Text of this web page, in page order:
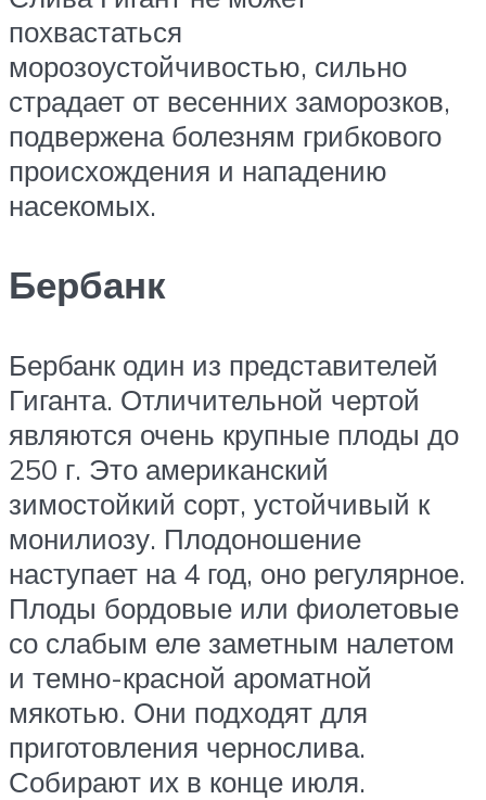
похвастаться
морозоустойчивостью, сильно
страдает от весенних заморозков,
подвержена болезням грибкового
происхождения и нападению
насекомых.
Бербанк
Бербанк один из представителей
Гиганта. Отличительной чертой
являются очень крупные плоды до
250 г. Это американский
зимостойкий сорт, устойчивый к
монилиозу. Плодоношение
наступает на 4 год, оно регулярное.
Плоды бордовые или фиолетовые
со слабым еле заметным налетом
и темно-красной ароматной
мякотью. Они подходят для
приготовления чернослива.
Собирают их в конце июля.